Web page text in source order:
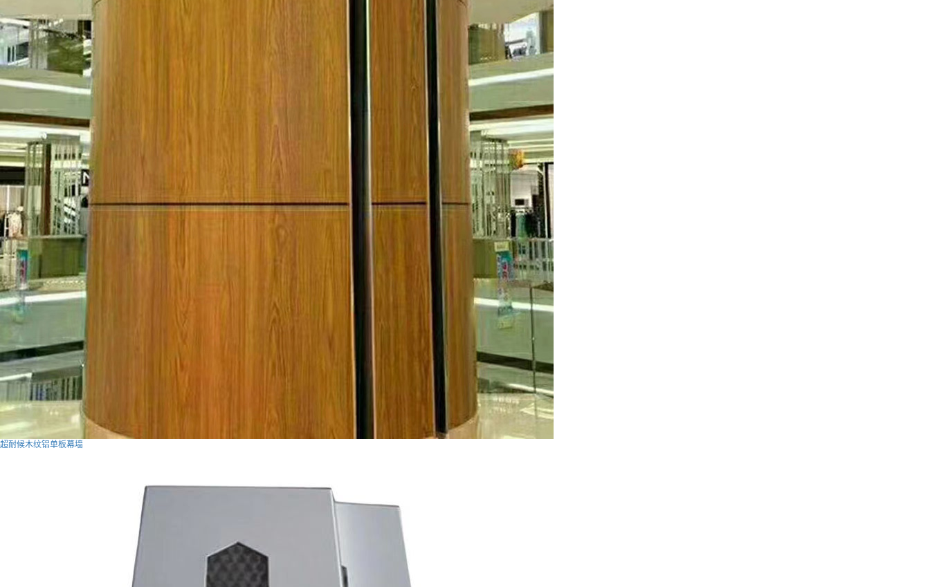
超耐候木纹铝单板幕墙